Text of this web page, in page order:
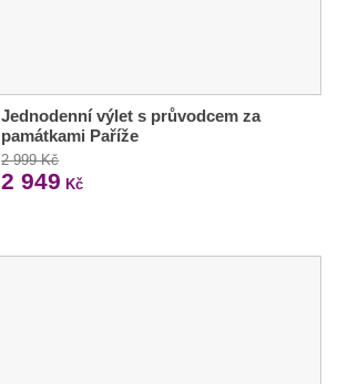
Jednodenní výlet s průvodcem za
památkami Paříže
2 999 Kč
2 949 Kč